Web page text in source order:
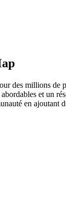
des millions de
et un
en ajoutant